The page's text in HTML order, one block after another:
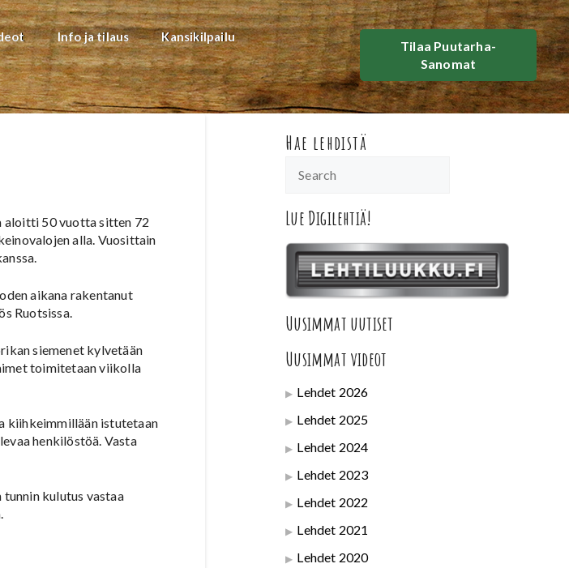
Info ja tilaus Kansikilpailu
Tilaa Puutarha-
Sanomat
aloitti 50 vuotta sitten 72
alla. Vuosittain
aikana rakentanut
Ruotsissa.
siemenet kylvetään
toimitetaan viikolla
kiihkeimmillään istutetaan
henkilöstöä. Vasta
kulutus vastaa
Hae lehdistä
Lue Digilehtiä!
Uusimmat uutiset
Uusimmat videot
Lehdet 2026
Lehdet 2025
Lehdet 2024
Lehdet 2023
Lehdet 2022
Lehdet 2021
Lehdet 2020